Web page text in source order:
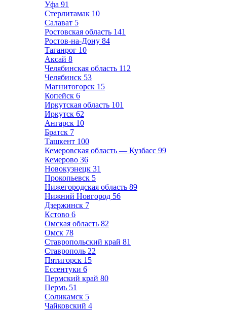
Уфа 91
Стерлитамак 10
Салават 5
Ростовская область 141
Ростов-на-Дону 84
Таганрог 10
Аксай 8
Челябинская область 112
Челябинск 53
Магнитогорск 15
Копейск 6
Иркутская область 101
Иркутск 62
Ангарск 10
Братск 7
Ташкент 100
Кемеровская область — Кузбасс 99
Кемерово 36
Новокузнецк 31
Прокопьевск 5
Нижегородская область 89
Нижний Новгород 56
Дзержинск 7
Кстово 6
Омская область 82
Омск 78
Ставропольский край 81
Ставрополь 22
Пятигорск 15
Ессентуки 6
Пермский край 80
Пермь 51
Соликамск 5
Чайковский 4